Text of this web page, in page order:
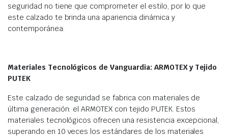
seguridad no tiene que comprometer el estilo, por lo que
este calzado te brinda una apariencia dinámica y
contemporánea.
Materiales Tecnológicos de Vanguardia: ARMOTEX y Tejido
PUTEK
Este calzado de seguridad se fabrica con materiales de
última generación: el ARMOTEX con tejido PUTEK. Estos
materiales tecnológicos ofrecen una resistencia excepcional,
superando en 10 veces los estándares de los materiales